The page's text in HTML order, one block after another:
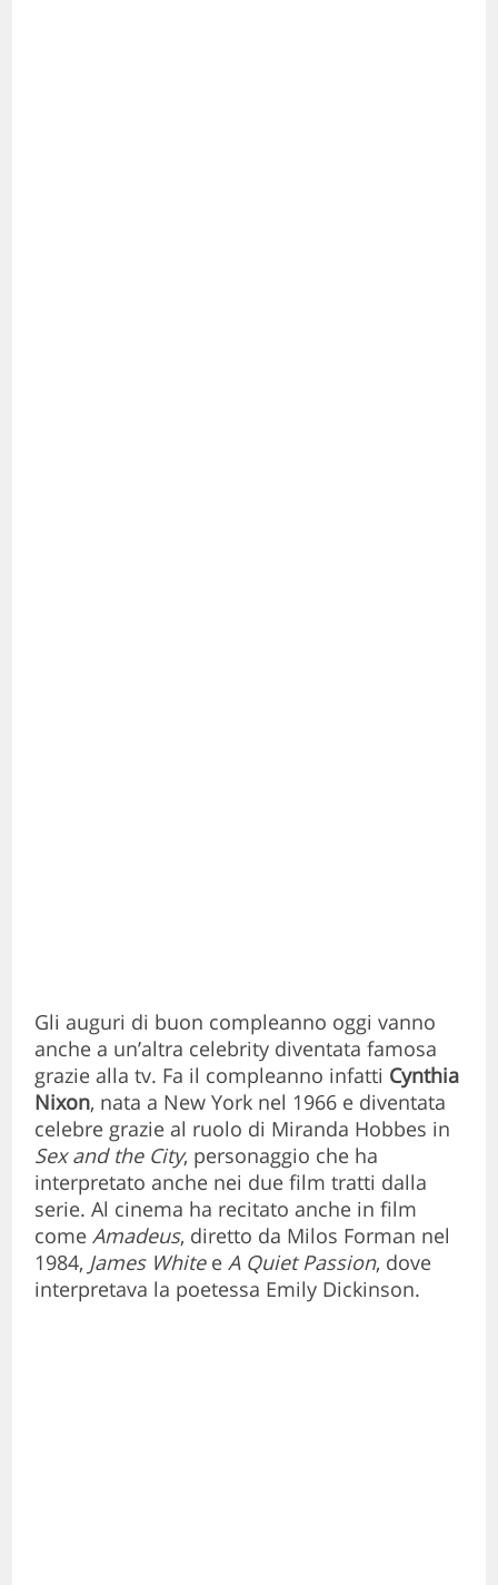
Gli auguri di buon compleanno oggi vanno
anche a un’altra celebrity diventata famosa
grazie alla tv. Fa il compleanno infatti Cynthia
Nixon, nata a New York nel 1966 e diventata
celebre grazie al ruolo di Miranda Hobbes in
Sex and the City, personaggio che ha
interpretato anche nei due film tratti dalla
serie. Al cinema ha recitato anche in film
come Amadeus, diretto da Milos Forman nel
1984, James Whitee A Quiet Passion, dove
interpretava la poetessa Emily Dickinson.